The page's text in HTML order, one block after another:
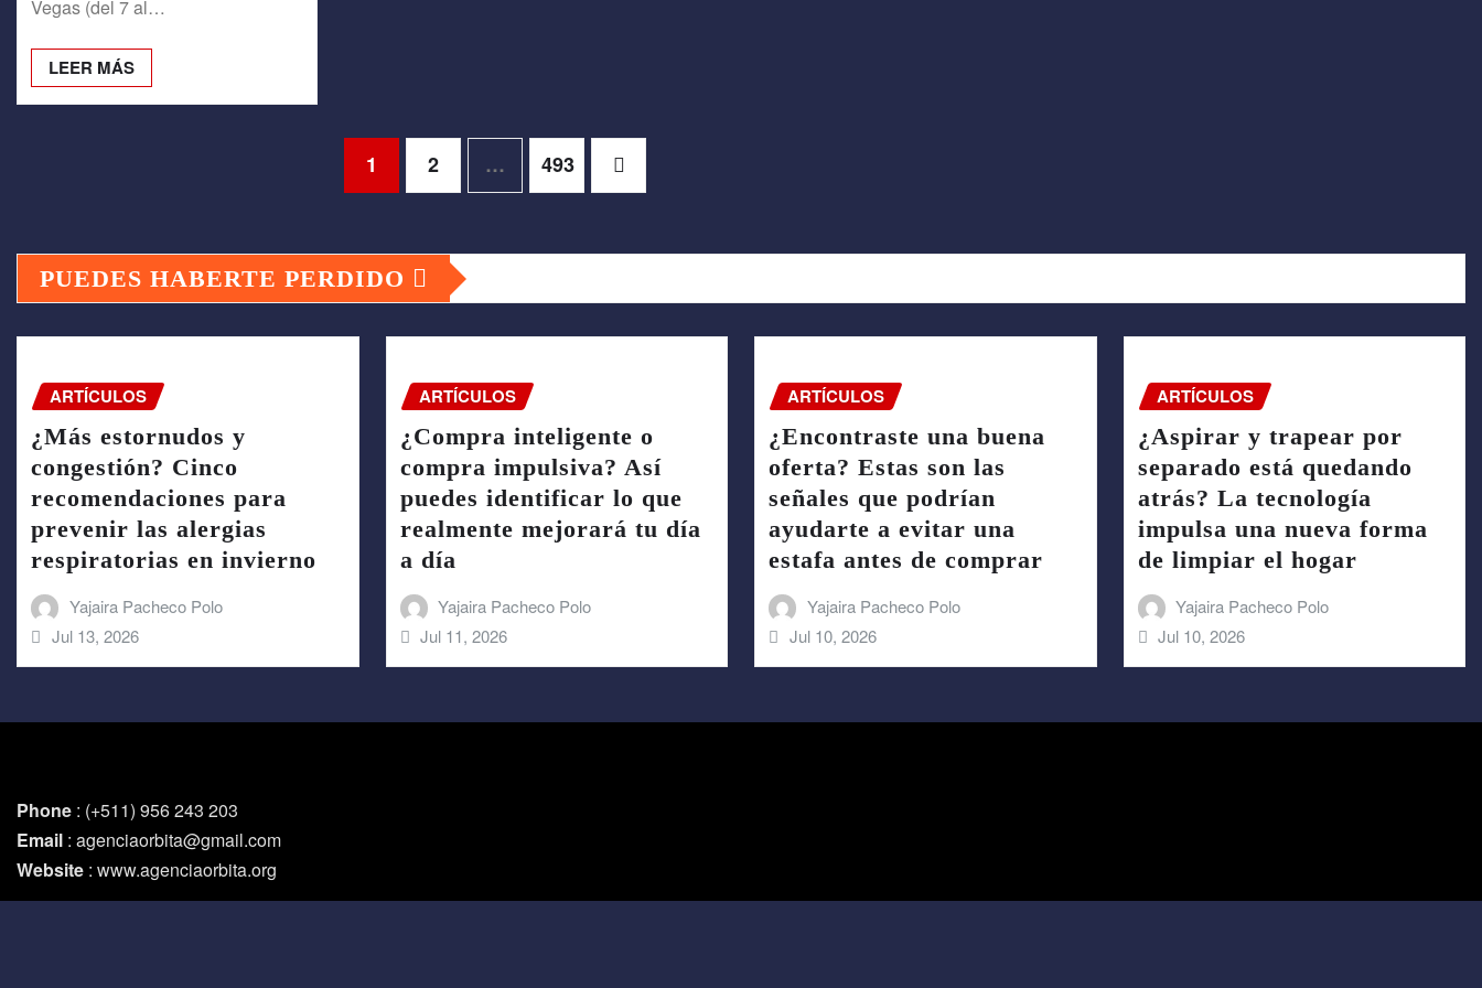
Vegas (del 7 al…
LEER MÁS
entradas
1 2 … 493
PUEDES HABERTE PERDIDO
ARTÍCULOS
¿Más estornudos y
congestión? Cinco
recomendaciones para
prevenir las alergias
respiratorias en invierno
Yajaira Pacheco Polo
Jul 13, 2026
ARTÍCULOS
¿Compra inteligente o
compra impulsiva? Así
puedes identificar lo que
realmente mejorará tu día
a día
Yajaira Pacheco Polo
Jul 11, 2026
ARTÍCULOS
¿Encontraste una buena
oferta? Estas son las
señales que podrían
ayudarte a evitar una
estafa antes de comprar
Yajaira Pacheco Polo
Jul 10, 2026
ARTÍCULOS
¿Aspirar y trapear por
separado está quedando
atrás? La tecnología
impulsa una nueva forma
de limpiar el hogar
Yajaira Pacheco Polo
Jul 10, 2026
Phone : (+511) 956 243 203
Email : agenciaorbita@gmail.com
Website : www.agenciaorbita.org